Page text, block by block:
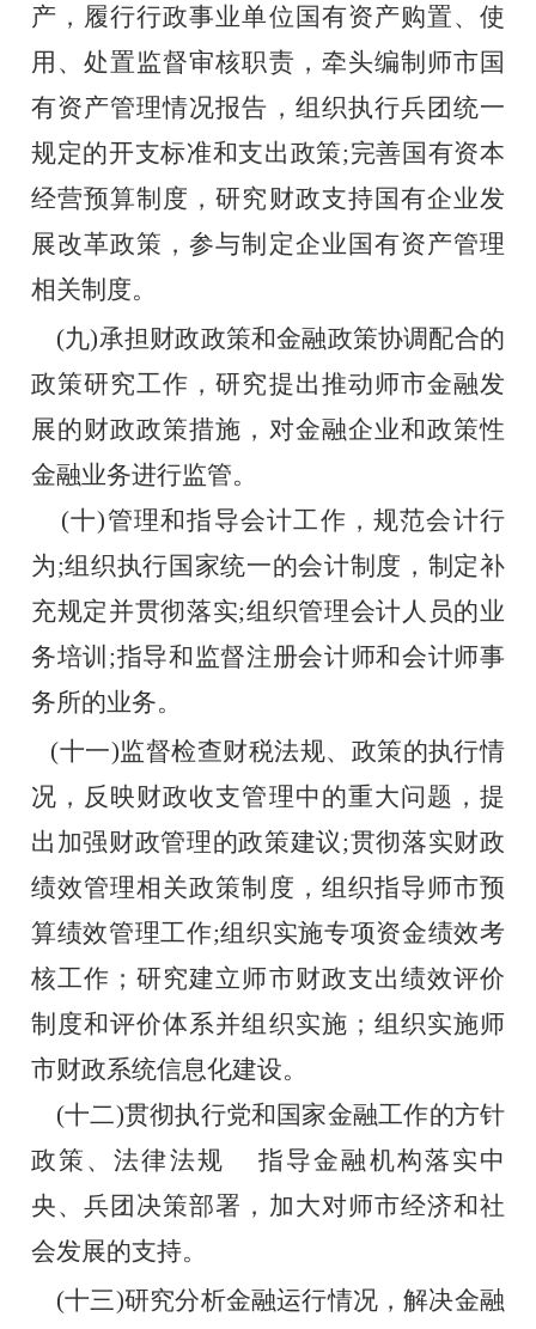
产，履行行政事业单位国有资产购置、使
用、处置监督审核职责，牵头编制师市国
有资产管理情况报告，组织执行兵团统一
规定的开支标准和支出政策;完善国有资本
经营预算制度，研究财政支持国有企业发
展改革政策，参与制定企业国有资产管理
相关制度。
(九)承担财政政策和金融政策协调配合的
政策研究工作，研究提出推动师市金融发
展的财政政策措施，对金融企业和政策性
金融业务进行监管。
为;组织执行国家统一的会计制度，制定补
充规定并贯彻落实;组织管理会计人员的业
务培训;指导和监督注册会计师和会计师事
务所的业务。
(十一)监督检查财税法规、政策的执行情
况，反映财政收支管理中的重大问题，提
出加强财政管理的政策建议;贯彻落实财政
绩效管理相关政策制度，组织指导师市预
算绩效管理工作;组织实施专项资金绩效考
核工作；研究建立师市财政支出绩效评价
制度和评价体系并组织实施；组织实施师
市财政系统信息化建设。
政策、法律法规    指导金融机构落实中
央、兵团决策部署，加大对师市经济和社
会发展的支持。
(十三)研究分析金融运行情况，解决金融